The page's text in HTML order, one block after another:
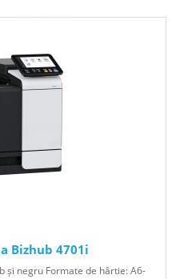
Bizhub 4701i
și negru Formate de hârtie: A6-